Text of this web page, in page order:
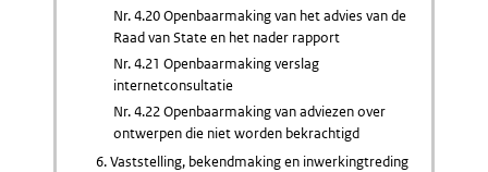
Nr. 4.20 Openbaarmaking van het advies van de
Raad van State en het nader rapport
Nr. 4.21 Openbaarmaking verslag
internetconsultatie
Nr. 4.22 Openbaarmaking van adviezen over
ontwerpen die niet worden bekrachtigd
6. Vaststelling, bekendmaking en inwerkingtreding